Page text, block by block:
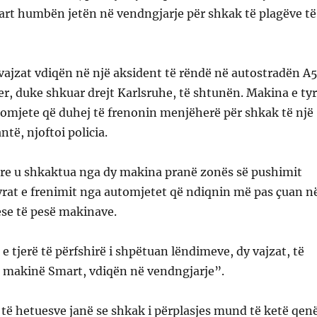
humbën jetën në vendngjarje për shkak të plagëve të
vdiqën në një aksident të rëndë në autostradën A5
duke shkuar drejt Karlsruhe, të shtunën. Makina e
që duhej të frenonin menjëherë për shkak të një
njoftoi policia.
u shkaktua nga dy makina pranë zonës së pushimit
e frenimit nga automjetet që ndiqnin më pas çuan
të pesë makinave.
tjerë të përfshirë i shpëtuan lëndimeve, dy vajzat, të
Smart, vdiqën në vendngjarje”.
hetuesve janë se shkak i përplasjes mund të ketë